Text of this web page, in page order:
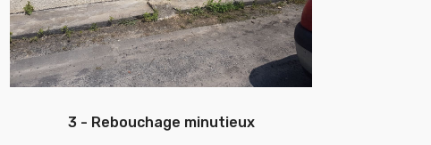
3 - Rebouchage minutieux